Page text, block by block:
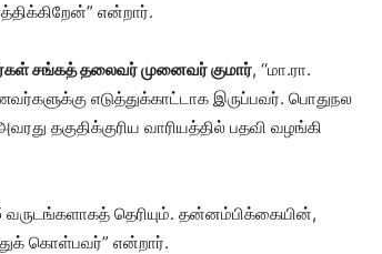
என்றார்.
சங்கத் தலைவர் முனைவர் குமார், ‘‘மா.ரா.
எடுத்துக்காட்டாக இருப்பவர். பொதுநல
தகுதிக்குரிய வாரியத்தில் பதவி வழங்கி
தெரியும். தன்னம்பிக்கையின்,
கொள்பவர்” என்றார்.